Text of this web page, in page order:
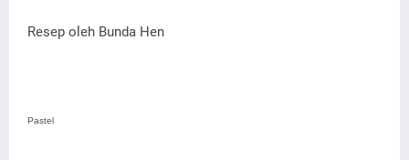
Resep oleh Bunda Hen
Pastel